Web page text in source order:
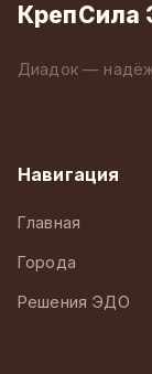
КрепСила
Диадок —
Навигация
Главная
Города
Решения ЭДО